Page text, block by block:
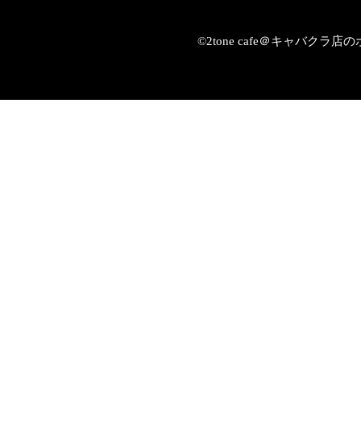
©2tone cafe＠キャバクラ店